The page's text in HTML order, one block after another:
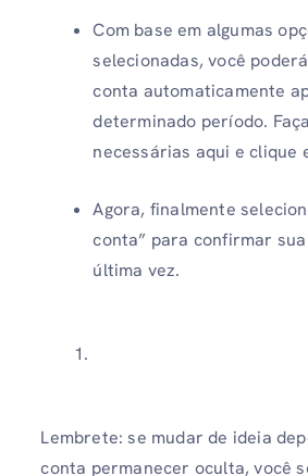
Com base em algumas
selecionadas, você
conta automaticamente
determinado período.
necessárias aqui e clique
Agora, finalmente
conta” para confirmar
última vez.
Lembrete: se mudar de ideia
conta permanecer oculta, você